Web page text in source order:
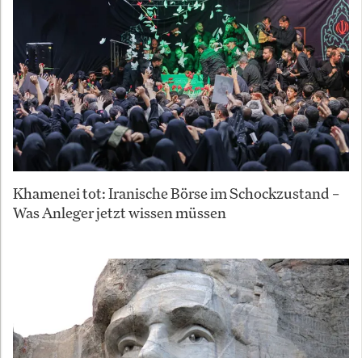
Khamenei tot: Iranische Börse im Schockzustand –
Was Anleger jetzt wissen müssen